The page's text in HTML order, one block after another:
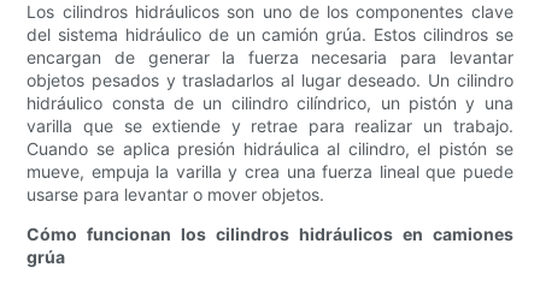
Los cilindros hidráulicos son uno de los componentes clave
del sistema hidráulico de un camión grúa. Estos cilindros se
encargan de generar la fuerza necesaria para levantar
objetos pesados ​​y trasladarlos al lugar deseado. Un cilindro
hidráulico consta de un cilindro cilíndrico, un pistón y una
varilla que se extiende y retrae para realizar un trabajo.
Cuando se aplica presión hidráulica al cilindro, el pistón se
mueve, empuja la varilla y crea una fuerza lineal que puede
usarse para levantar o mover objetos.
Cómo funcionan los cilindros hidráulicos en camiones
grúa